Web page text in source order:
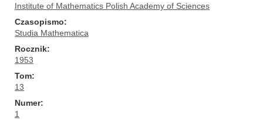
Institute of Mathematics Polish Academy of Sciences
Czasopismo
Studia Mathematica
Rocznik
1953
Tom
13
Numer
1